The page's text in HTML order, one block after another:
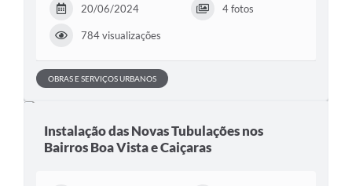
20/06/2024 4 fotos
784 visualizações
OBRAS E SERVIÇOS URBANOS
Instalação das Novas Tubulações nos
Bairros Boa Vista e Caiçaras